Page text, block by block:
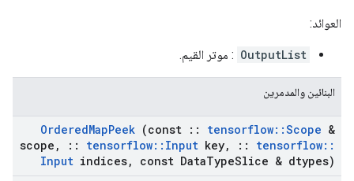
العوائد:
OutputList : موتر القيم.
البنائين والمدمرين
OrderedMapPeek (const :: tensorflow::Scope &
scope , :: tensorflow:: Input key, :: tensorflow::
Input indices, const DataTypeSlice & dtypes)